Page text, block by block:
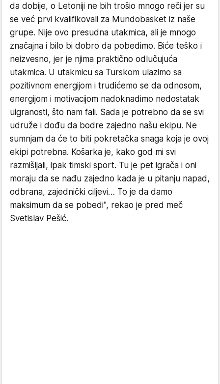
da dobije, o Letoniji ne bih trošio mnogo reči jer su
se već prvi kvalifikovali za Mundobasket iz naše
grupe. Nije ovo presudna utakmica, ali je mnogo
značajna i bilo bi dobro da pobedimo. Biće teško i
neizvesno, jer je njima praktično odlučujuća
utakmica. U utakmicu sa Turskom ulazimo sa
pozitivnom energijom i trudićemo se da odnosom,
energijom i motivacijom nadoknadimo nedostatak
uigranosti, što nam fali. Sada je potrebno da se svi
udruže i dođu da bodre zajedno našu ekipu. Ne
sumnjam da će to biti pokretačka snaga koja je ovoj
ekipi potrebna. Košarka je, kako god mi svi
razmišljali, ipak timski sport. Tu je pet igrača i oni
moraju da se nađu zajedno kada je u pitanju napad,
odbrana, zajednički ciljevi… To je da damo
maksimum da se pobedi", rekao je pred meč
Svetislav Pešić.